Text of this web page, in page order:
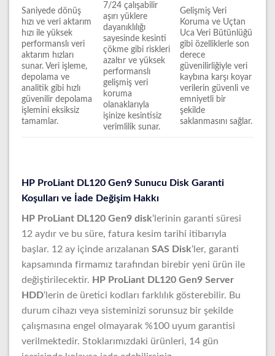
Saniyede dönüş
hızı ve veri aktarım
hızı ile yüksek
performanslı veri
aktarım hızları
sunar. Veri işleme,
depolama ve
analitik gibi hızlı
güvenilir depolama
işlemini eksiksiz
tamamlar.
7/24 çalışabilir
aşırı yüklere
dayanıklılığı
sayesinde kesinti
çökme gibi riskleri
azaltır ve yüksek
performanslı
gelişmiş veri
koruma
olanaklarıyla
işinize kesintisiz
verimlilik sunar.
Gelişmiş Veri
Koruma ve Uçtan
Uca Veri Bütünlüğü
gibi özelliklerle son
derece
güvenilirliğiyle veri
kaybına karşı koyar
verilerin güvenli ve
emniyetli bir
şekilde
saklanmasını sağlar.
HP ProLiant DL120 Gen9 Sunucu Disk Garanti
Koşulları ve İade Değişim Hakkı
HP ProLiant DL120 Gen9 disk‘lerinin garanti süresi
12 aydır ve bu süre, fatura kesim tarihi itibarıyla
başlar. 12 ay içinde arızalanan SAS Disk‘ler, garanti
kapsamında firmamız tarafından birebir yeni ürün ile
değiştirilecektir. HP ProLiant DL120 Gen9 Server
HDD‘lerin de üretici kodları farklılık gösterebilir. Bu
durum cihazı veya sisteminizi sorunsuz bir şekilde
çalışmasına engel olmayarak %100 uyum garantisi
verilmektedir. Stoklarımızdaki ürünleri, 14 gün